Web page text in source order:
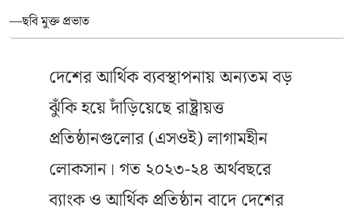
—ছবি মুক্ত প্রভাত
দেশের আর্থিক ব্যবস্থাপনায় অন্যতম বড়
ঝুঁকি হয়ে দাঁড়িয়েছে রাষ্ট্রায়ত্ত
প্রতিষ্ঠানগুলোর (এসওই) লাগামহীন
লোকসান। গত ২০২৩-২৪ অর্থবছরে
ব্যাংক ও আর্থিক প্রতিষ্ঠান বাদে দেশের